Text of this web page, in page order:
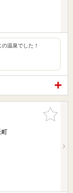
温泉でした！
お気に入
りに追加
町